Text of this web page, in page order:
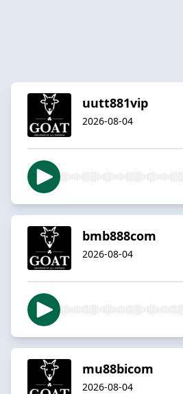
uutt881vip
2026-08-04
bmb888com
2026-08-04
mu88bicom
2026-08-04